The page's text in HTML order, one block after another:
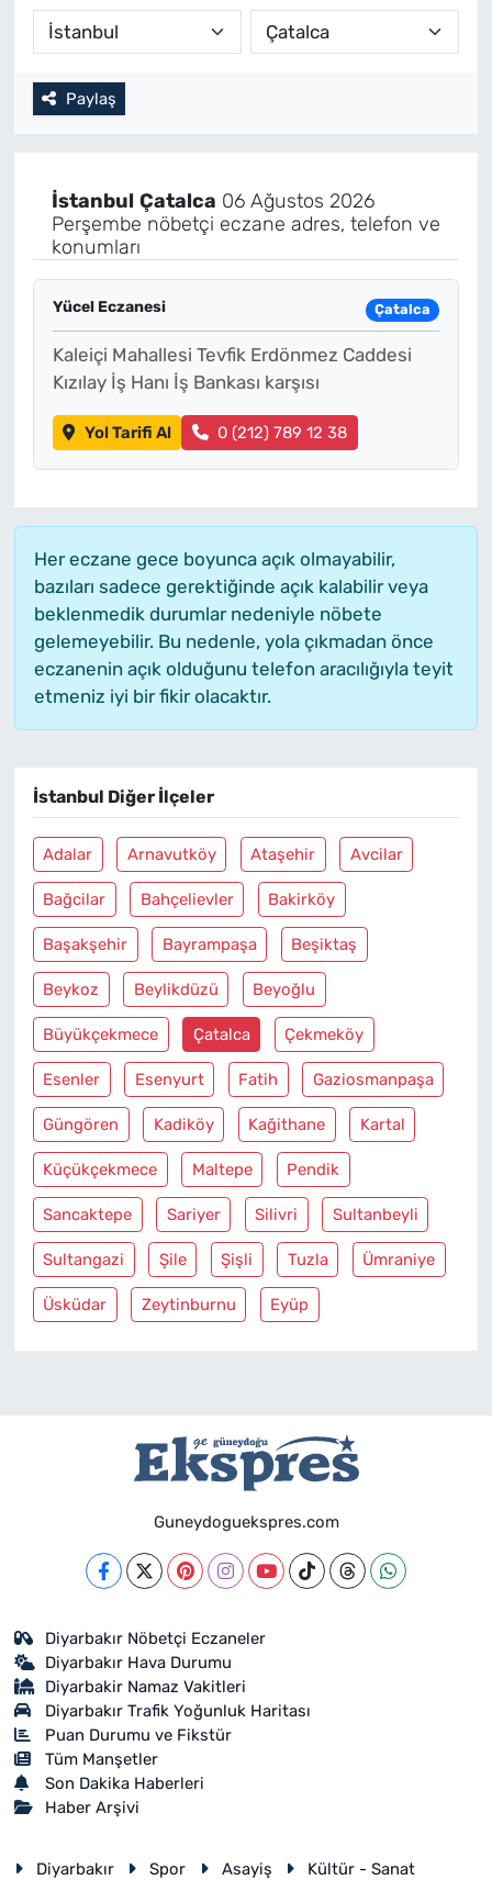
Paylaş
İstanbul Çatalca 06 Ağustos 2026
Perşembe nöbetçi eczane adres, telefon ve
konumları
Yücel Eczanesi Çatalca
Kaleiçi Mahallesi Tevfik Erdönmez Caddesi
Kızılay İş Hanı İş Bankası karşısı
Yol Tarifi Al 0 (212) 789 12 38
Her eczane gece boyunca açık olmayabilir,
bazıları sadece gerektiğinde açık kalabilir veya
beklenmedik durumlar nedeniyle nöbete
gelemeyebilir. Bu nedenle, yola çıkmadan önce
eczanenin açık olduğunu telefon aracılığıyla teyit
etmeniz iyi bir fikir olacaktır.
İstanbul Diğer İlçeler
Adalar Arnavutköy Ataşehir Avcilar
Bağcilar Bahçelievler Bakirköy
Başakşehir Bayrampaşa Beşiktaş
Beykoz Beylikdüzü Beyoğlu
Büyükçekmece Çatalca Çekmeköy
Esenler Esenyurt Fatih Gaziosmanpaşa
Güngören Kadiköy Kağithane Kartal
Küçükçekmece Maltepe Pendik
Sancaktepe Sariyer Silivri Sultanbeyli
Sultangazi Şile Şişli Tuzla Ümraniye
Üsküdar Zeytinburnu Eyüp
Guneydoguekspres.com
Diyarbakır Nöbetçi Eczaneler
Diyarbakır Hava Durumu
Diyarbakir Namaz Vakitleri
Diyarbakır Trafik Yoğunluk Haritası
Puan Durumu ve Fikstür
Tüm Manşetler
Son Dakika Haberleri
Haber Arşivi
Diyarbakır Spor Asayiş
Kültür - Sanat